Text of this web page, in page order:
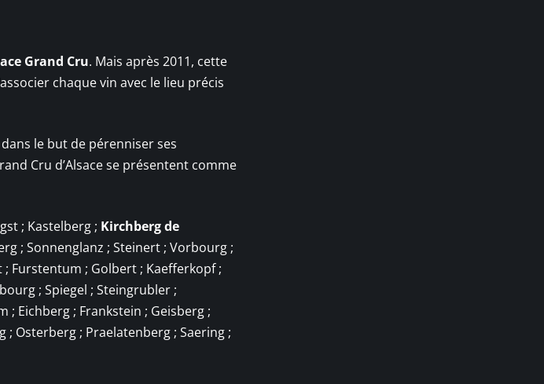
Grand Cru. Mais après 2011, cette
chaque vin avec le lieu précis
le but de pérenniser ses
Cru d’Alsace se présentent comme
; Kastelberg ; Kirchberg de
; Sonnenglanz ; Steinert ; Vorbourg ;
Furstentum ; Golbert ; Kaefferkopf ;
; Spiegel ; Steingrubler ;
; Eichberg ; Frankstein ; Geisberg ;
; Osterberg ; Praelatenberg ; Saering ;